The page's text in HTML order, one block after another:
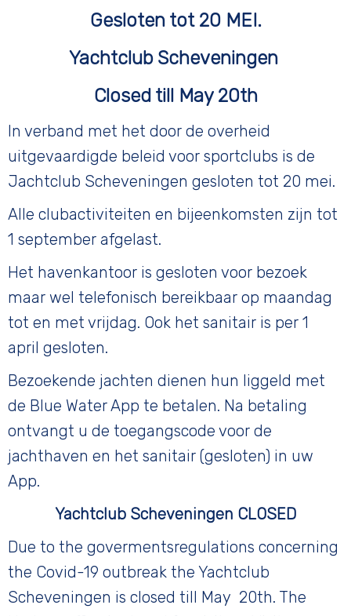
Gesloten tot 20 MEI.
Yachtclub Scheveningen
Closed till May 20th
In verband met het door de overheid
uitgevaardigde beleid voor sportclubs is de
Jachtclub Scheveningen gesloten tot 20 mei.
Alle clubactiviteiten en bijeenkomsten zijn tot
1 september afgelast.
Het havenkantoor is gesloten voor bezoek
maar wel telefonisch bereikbaar op maandag
tot en met vrijdag. Ook het sanitair is per 1
april gesloten.
Bezoekende jachten dienen hun liggeld met
de Blue Water App te betalen. Na betaling
ontvangt u de toegangscode voor de
jachthaven en het sanitair (gesloten) in uw
App.
Yachtclub Scheveningen CLOSED
Due to the govermentsregulations concerning
the Covid-19 outbreak the Yachtclub
Scheveningen is closed till May 20th. The